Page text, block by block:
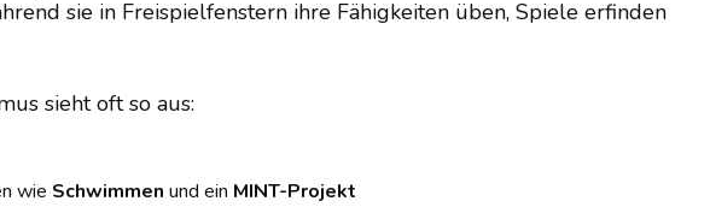
sie in Freispielfenstern ihre Fähigkeiten üben, Spiele erfinden
sieht oft so aus:
wie Schwimmen und ein MINT-Projekt